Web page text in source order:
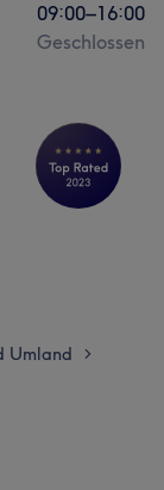
09:00–16:00
Geschlossen
Umland >